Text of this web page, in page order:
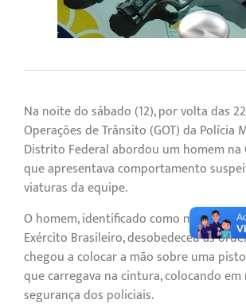
Na noite do sábado (12), por volta das
Operações de Trânsito (GOT) da Polícia
Distrito Federal abordou um homem na
que apresentava comportamento
viaturas da equipe.
O homem, identificado como militar
Exército Brasileiro, desobedeceu às
chegou a colocar a mão sobre uma
que carregava na cintura, colocando em
segurança dos policiais.